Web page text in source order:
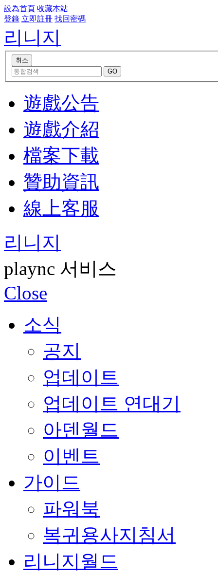
設為首頁 收藏本站
登錄 立即註冊 找回密碼
리니지
遊戲公告
遊戲介紹
檔案下載
贊助資訊
線上客服
리니지
plaync 서비스
Close
소식
공지
업데이트
업데이트 연대기
아덴월드
이벤트
가이드
파워북
복귀용사지침서
리니지월드